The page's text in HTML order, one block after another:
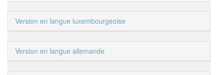
Version en langue luxembourgeoise
Version en langue allemande